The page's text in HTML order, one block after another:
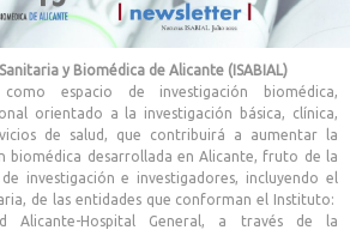
y Biomédica de Alicante (ISABIAL)
espacio de investigación biomédica,
orientado a la investigación básica, clínica,
de salud, que contribuirá a aumentar la
biomédica desarrollada en Alicante, fruto de la
investigación e investigadores, incluyendo el
de las entidades que conforman el Instituto:
Alicante-Hospital General, a través de la